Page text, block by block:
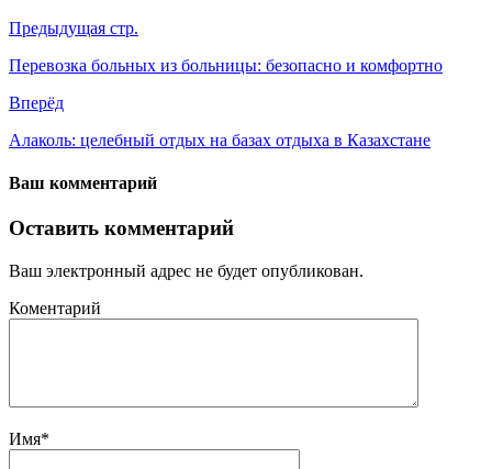
Предыдущая стр.
Перевозка больных из больницы: безопасно и комфортно
Вперёд
Алаколь: целебный отдых на базах отдыха в Казахстане
Ваш комментарий
Оставить комментарий
Ваш электронный адрес не будет опубликован.
Коментарий
Имя*